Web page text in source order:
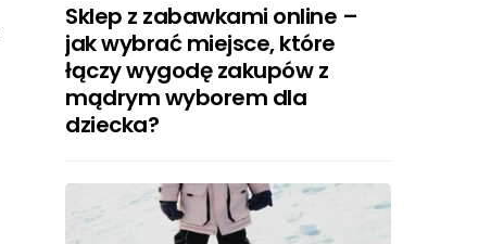
Sklep z zabawkami online –
jak wybrać miejsce, które
łączy wygodę zakupów z
mądrym wyborem dla
dziecka?